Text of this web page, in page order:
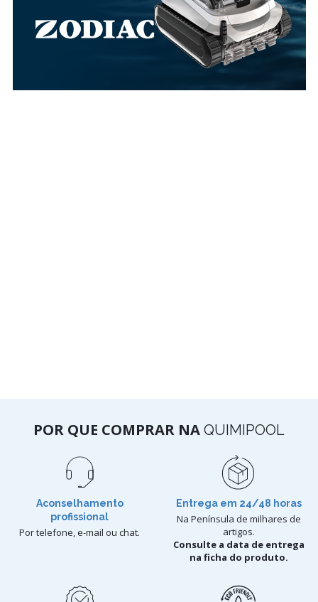
POR QUE COMPRAR NA QUIMIPOOL
Aconselhamento
profissional
Por telefone, e-mail ou chat.
Entrega em 24/48 horas
Na Península de milhares de
artigos.
Consulte a data de entrega
na ficha do produto.